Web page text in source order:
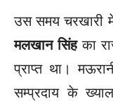
उस समय चरखारी
मलखान सिंहका
प्राप्त था।
सम्प्रदाय के